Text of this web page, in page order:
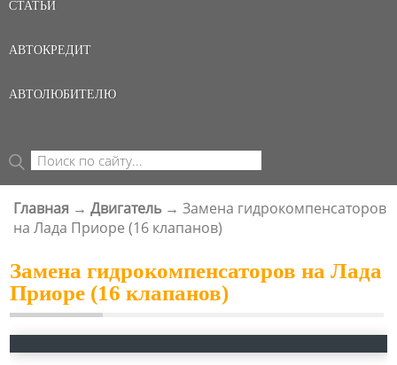
СТАТЬИ
АВТОКРЕДИТ
АВТОЛЮБИТЕЛЮ
ФОРМА ПОИСКА
Поиск
ВЫ ЗДЕСЬ
Главная → Двигатель → Замена гидрокомпенсаторов
на Лада Приоре (16 клапанов)
Замена гидрокомпенсаторов на Лада
Приоре (16 клапанов)